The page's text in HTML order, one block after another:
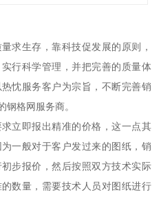
求生存，靠科技促发展的原则，
行科学管理，并把完善的质量体
忱服务客户为宗旨，不断完善销
钢格网服务商。
立即报出精准的价格，这一点其
一般对于客户发过来的图纸，销
步报价，然后按照双方技术实际
数量，需要技术人员对图纸进行